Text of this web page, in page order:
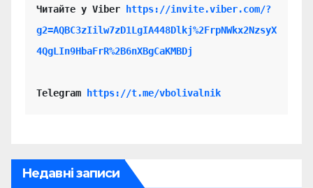
Читайте у Viber
https://invite.viber.com/?
g2=AQBC3zIilw7zD1LgIA448Dlkj%2FrpNWkx2NzsyX
4QgLIn9HbaFrR%2B6nXBgCaKMBDj
Telegram https://t.me/vbolivalnik
Недавні записи